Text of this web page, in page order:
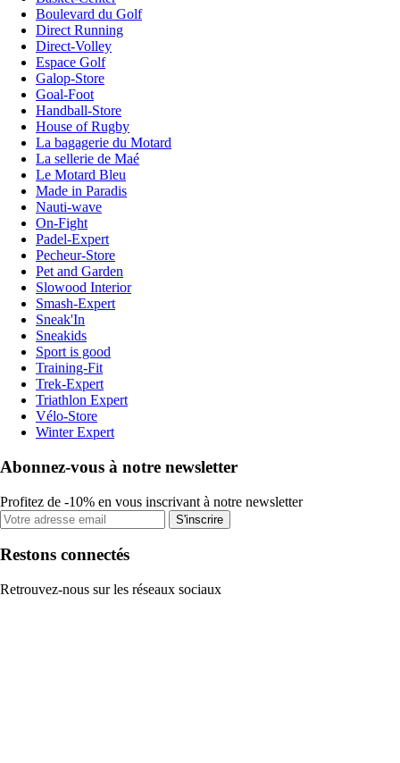
Boulevard du Golf
Direct Running
Direct-Volley
Espace Golf
Galop-Store
Goal-Foot
Handball-Store
House of Rugby
La bagagerie du Motard
La sellerie de Maé
Le Motard Bleu
Made in Paradis
Nauti-wave
On-Fight
Padel-Expert
Pecheur-Store
Pet and Garden
Slowood Interior
Smash-Expert
Sneak'In
Sneakids
Sport is good
Training-Fit
Trek-Expert
Triathlon Expert
Vélo-Store
Winter Expert
Abonnez-vous à notre newsletter
Profitez de -10% en vous inscrivant à notre newsletter
S'inscrire
Restons connectés
Retrouvez-nous sur les réseaux sociaux